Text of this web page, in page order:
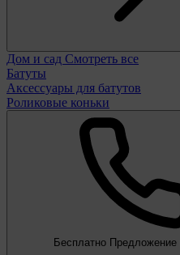
Дом и сад Смотреть все
Батуты
Аксессуары для батутов
Роликовые коньки
Бесплатно Предложение